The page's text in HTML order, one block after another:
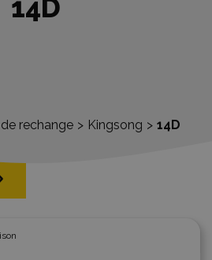
rechange > Kingsong > 14D
14D